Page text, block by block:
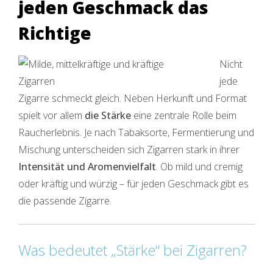
jeden Geschmack das
Richtige
Nicht
jede
Zigarre schmeckt gleich. Neben Herkunft und Format
spielt vor allem die Stärke eine zentrale Rolle beim
Raucherlebnis. Je nach Tabaksorte, Fermentierung und
Mischung unterscheiden sich Zigarren stark in ihrer
Intensität und Aromenvielfalt. Ob mild und cremig
oder kräftig und würzig – für jeden Geschmack gibt es
die passende Zigarre.
Was bedeutet „Stärke“ bei Zigarren?